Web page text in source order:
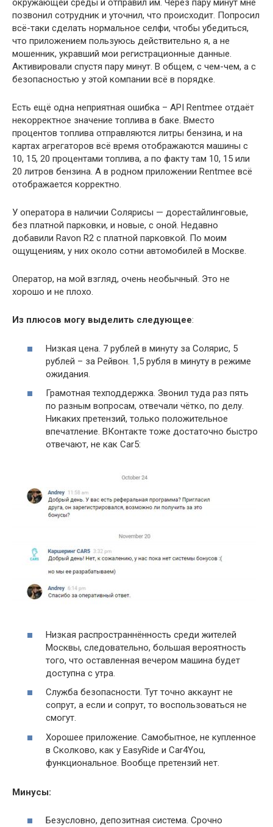
окружающей среды и отправил им. Через пару минут мне
позвонил сотрудник и уточнил, что происходит. Попросил
всё-таки сделать нормальное селфи, чтобы убедиться,
что приложением пользуюсь действительно я, а не
мошенник, укравший мои регистрационные данные.
Активировали спустя пару минут. В общем, с чем-чем, а с
безопасностью у этой компании всё в порядке.
Есть ещё одна неприятная ошибка – API Rentmee отдаёт
некорректное значение топлива в баке. Вместо
процентов топлива отправляются литры бензина, и на
картах агрегаторов всё время отображаются машины с
10, 15, 20 процентами топлива, а по факту там 10, 15 или
20 литров бензина. А в родном приложении Rentmee всё
отображается корректно.
У оператора в наличии Солярисы — дорестайлинговые,
без платной парковки, и новые, с оной. Недавно
добавили Ravon R2 с платной парковкой. По моим
ощущениям, у них около сотни автомобилей в Москве.
Оператор, на мой взгляд, очень необычный. Это не
хорошо и не плохо.
Из плюсов могу выделить следующее:
Низкая цена. 7 рублей в минуту за Солярис, 5
рублей – за Рейвон. 1,5 рубля в минуту в режиме
ожидания.
Грамотная техподдержка. Звонил туда раз пять
по разным вопросам, отвечали чётко, по делу.
Никаких претензий, только положительное
впечатление. ВКонтакте тоже достаточно быстро
отвечают, не как Car5:
Низкая распространнённость среди жителей
Москвы, следовательно, большая вероятность
того, что оставленная вечером машина будет
доступна с утра.
Служба безопасности. Тут точно аккаунт не
сопрут, а если и сопрут, то воспользоваться не
смогут.
Хорошее приложение. Самобытное, не купленное
в Сколково, как у EasyRide и Car4You,
функциональное. Вообще претензий нет.
Минусы:
Безусловно, депозитная система. Срочно